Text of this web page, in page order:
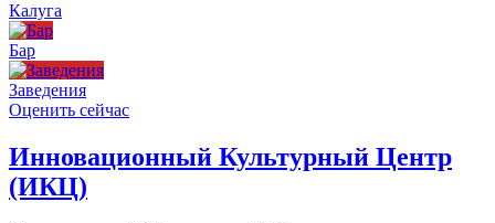
Калуга
Бар
Заведения
Оценить сейчас
Инновационный Культурный Центр
(ИКЦ)